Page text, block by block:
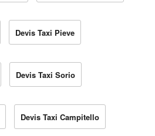
Devis Taxi Pieve
Devis Taxi Sorio
Devis Taxi Campitello